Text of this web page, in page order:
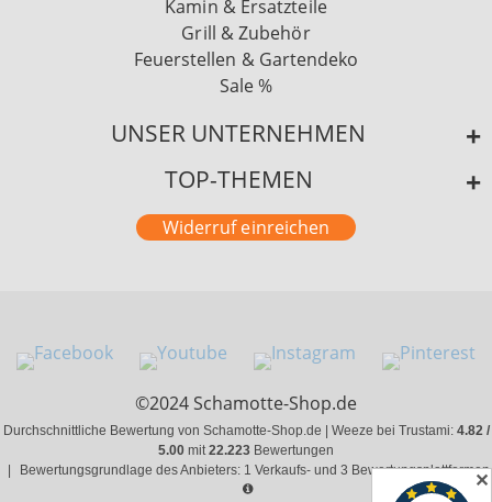
Kamin & Ersatzteile
Grill & Zubehör
Feuerstellen & Gartendeko
Sale %
UNSER UNTERNEHMEN
TOP-THEMEN
Widerruf einreichen
©2024 Schamotte-Shop.de
Durchschnittliche Bewertung von Schamotte-Shop.de | Weeze bei Trustami: 4.82 /
5.00 mit22.223 Bewertungen
Bewertungsgrundlage des Anbieters: 1 Verkaufs- und 3 Bewertungsplattformen
✕